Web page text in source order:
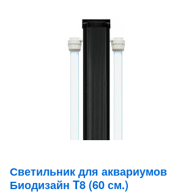
Светильник для аквариумов
Биодизайн T8 (60 см.)